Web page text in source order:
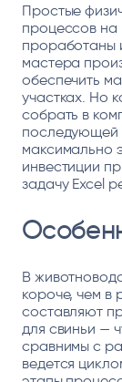
Простые
процессов на
проработаны
мастера
обеспечить
участках. Но
собрать в
последующей
максимально
инвестиции
задачу Excel
В
короче, чем в
составляют
для свиньи —
сравнимы с
ведется